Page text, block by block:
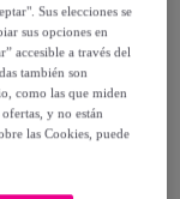
Sus elecciones se
sus opciones en
accesible a través del
también son
como las que miden
y no están
las Cookies, puede